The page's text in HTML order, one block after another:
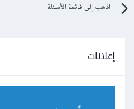
اذهب إلى قائمة الأسئلة
إعلانات